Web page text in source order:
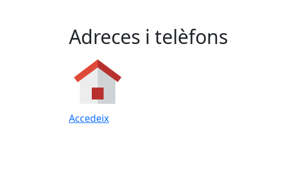
Adreces i telèfons
Accedeix